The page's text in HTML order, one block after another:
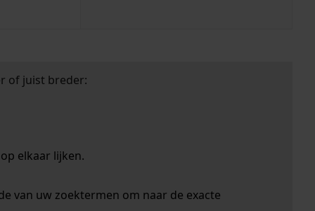
of juist breder:
elkaar lijken.
van uw zoektermen om naar de exacte